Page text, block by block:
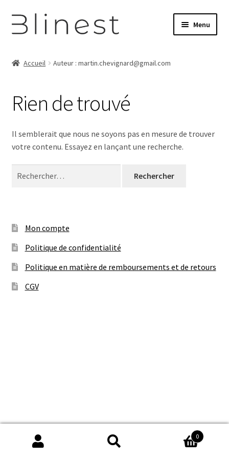
Aller
à
navigation
Aller
au
Menu
Panier
Retourner sur Blinest
Accueil Auteur : martin.chevignard@gmail.com
Rien de trouvé
Il semblerait que nous ne soyons pas en mesure de trouver
votre contenu. Essayez en lançant une recherche.
Mon compte
Politique de confidentialité
Politique en matière de remboursements et de retours
CGV
Recherche
Recherche
0